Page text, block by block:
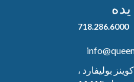
718.286.6000